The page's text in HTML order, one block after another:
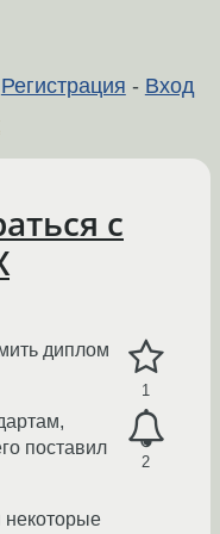
Регистрация - Вход
с
1
2
диплом
поставил